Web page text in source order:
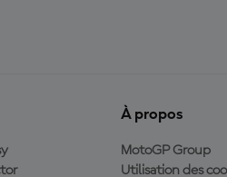
À propos
MotoGP Group
Utilisation des